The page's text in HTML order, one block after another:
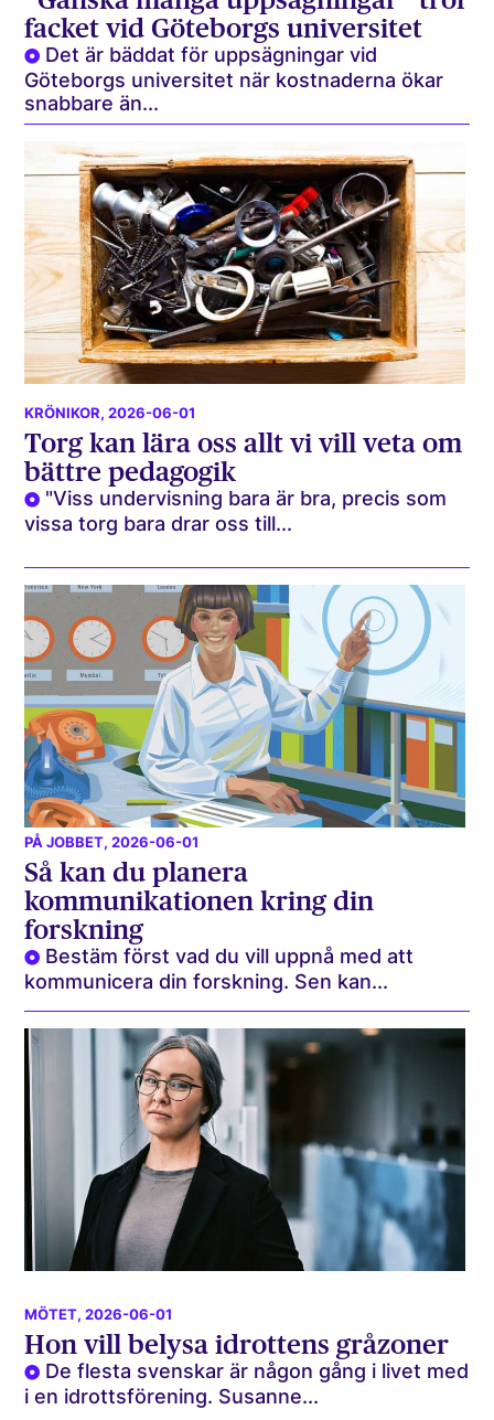
facket vid Göteborgs universitet
Det är bäddat för uppsägningar vid
Göteborgs universitet när kostnaderna ökar
snabbare än...
KRÖNIKOR, 2026-06-01
Torg kan lära oss allt vi vill veta om
bättre pedagogik
"Viss undervisning bara är bra, precis som
vissa torg bara drar oss till...
PÅ JOBBET, 2026-06-01
Så kan du planera
kommunikationen kring din
forskning
Bestäm först vad du vill uppnå med att
kommunicera din forskning. Sen kan...
MÖTET, 2026-06-01
Hon vill belysa idrottens gråzoner
De flesta svenskar är någon gång i livet med
i en idrottsförening. Susanne...